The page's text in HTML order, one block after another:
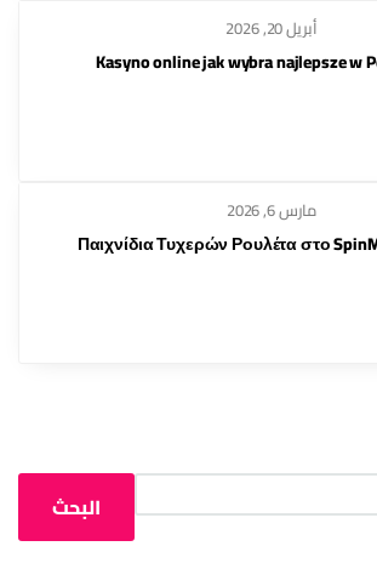
أبريل 20, 2026
Kasyno online jak wybra najlepsze w
مارس 6, 2026
Παιχνίδια Τυχερών Ρουλέτα στο
البحث